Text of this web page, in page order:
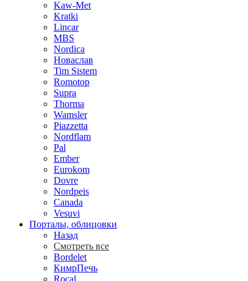
Kaw-Met
Kratki
Lincar
MBS
Nordica
Новаслав
Tim Sistem
Romotop
Supra
Thorma
Wamsler
Piazzetta
Nordflam
Pal
Ember
Eurokom
Dovre
Nordpeis
Canada
Vesuvi
Порталы, облицовки
Назад
Смотреть все
Bordelet
КимрПечь
Rocal